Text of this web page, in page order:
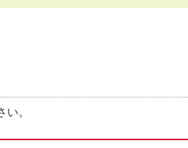
い。